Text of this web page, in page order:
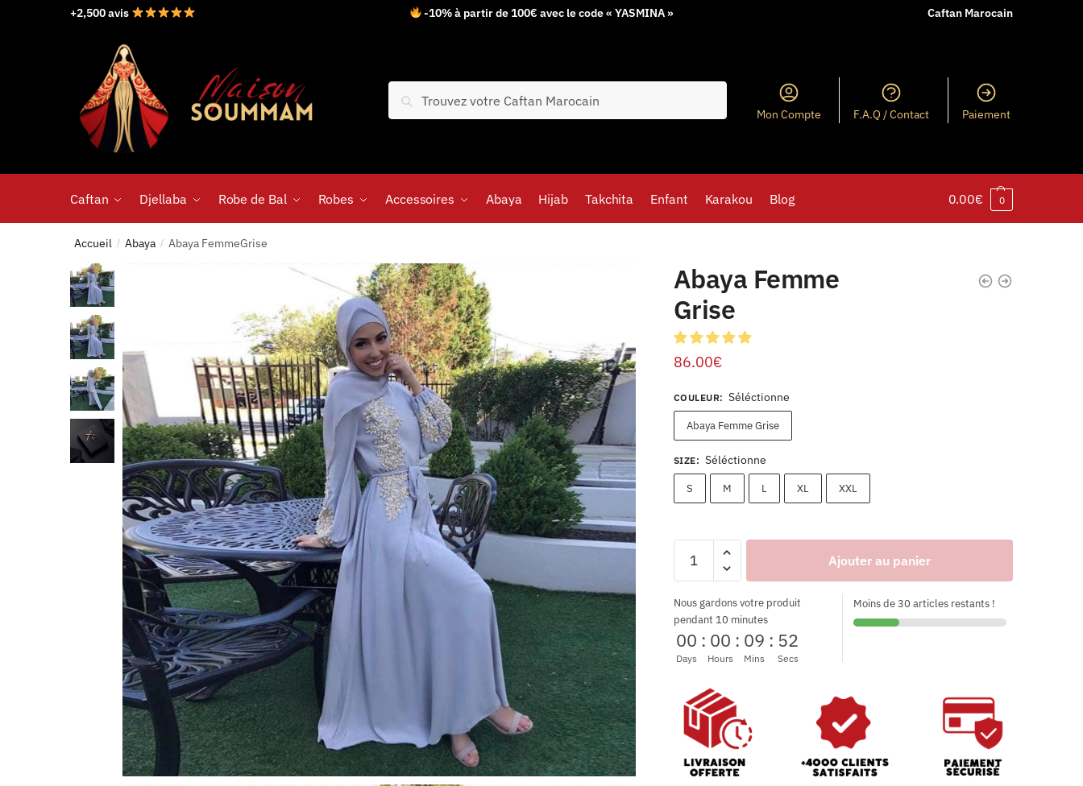
+2,500 avis -10% à partir de 100€ avec le code « YASMINA » Caftan Marocain
Recherche
Mon Compte F.A.Q / Contact Paiement
Caftan Djellaba Robe de Bal Robes Accessoires Abaya Hijab Takchita Enfant Karakou Blog 0.00€ 0
Accueil / Abaya / Abaya FemmeGrise
Abaya Femme
Grise
86.00€
COULEUR: Séléctionne
Abaya Femme Grise
SIZE: Séléctionne
S M L XL XXL
Ajouter au panier
Nous gardons votre produit
pendant 10 minutes
00
Days
: 00
Hours
: 09
Mins
: 52
Secs
Moins de 30 articles restants !